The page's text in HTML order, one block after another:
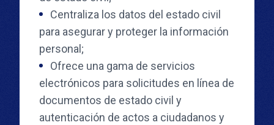
Centraliza los datos del estado civil
para asegurar y proteger la información
personal;
Ofrece una gama de servicios
electrónicos para solicitudes en línea de
documentos de estado civil y
autenticación de actos a ciudadanos y